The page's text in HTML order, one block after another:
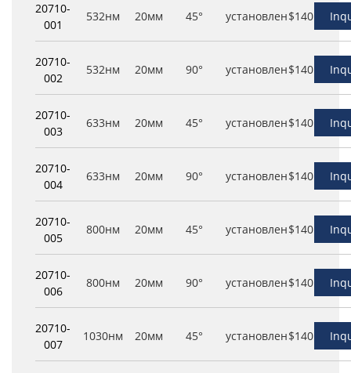
20710-
001
532нм 20мм 45° установлен$140
20710-
002
532нм 20мм 90° установлен$140
20710-
003
633нм 20мм 45° установлен$140
20710-
004
633нм 20мм 90° установлен$140
20710-
005
800нм 20мм 45° установлен$140
20710-
006
800нм 20мм 90° установлен$140
20710-
007
1030нм 20мм 45° установлен$140